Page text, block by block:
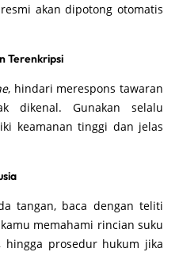
akan dipotong otomatis
Terenkripsi
, hindari merespons tawaran
dikenal. Gunakan selalu
keamanan tinggi dan jelas
tangan, baca dengan teliti
memahami rincian suku
hingga prosedur hukum jika